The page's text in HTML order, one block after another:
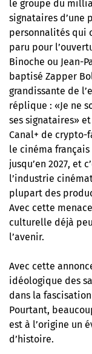
le groupe du
signataires d’une
personnalités qui
paru pour
Binoche ou Jean-
baptisé Zapper
grandissante de
réplique : «Je ne
ses signataires»
Canal+ de crypto-
le cinéma
jusqu’en 2027, et
l’industrie
plupart des
Avec cette
culturelle déjà
l’avenir.
Avec cette
idéologique des
dans la
Pourtant,
est à l’origine un
d’histoire.